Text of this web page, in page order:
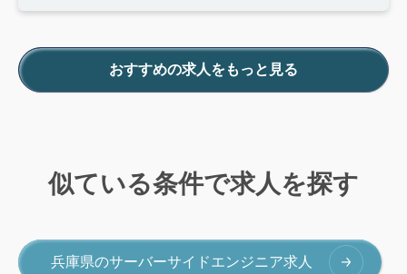
おすすめの求人をもっと見る
似ている条件で求人を探す
兵庫県のサーバーサイドエンジニア求人